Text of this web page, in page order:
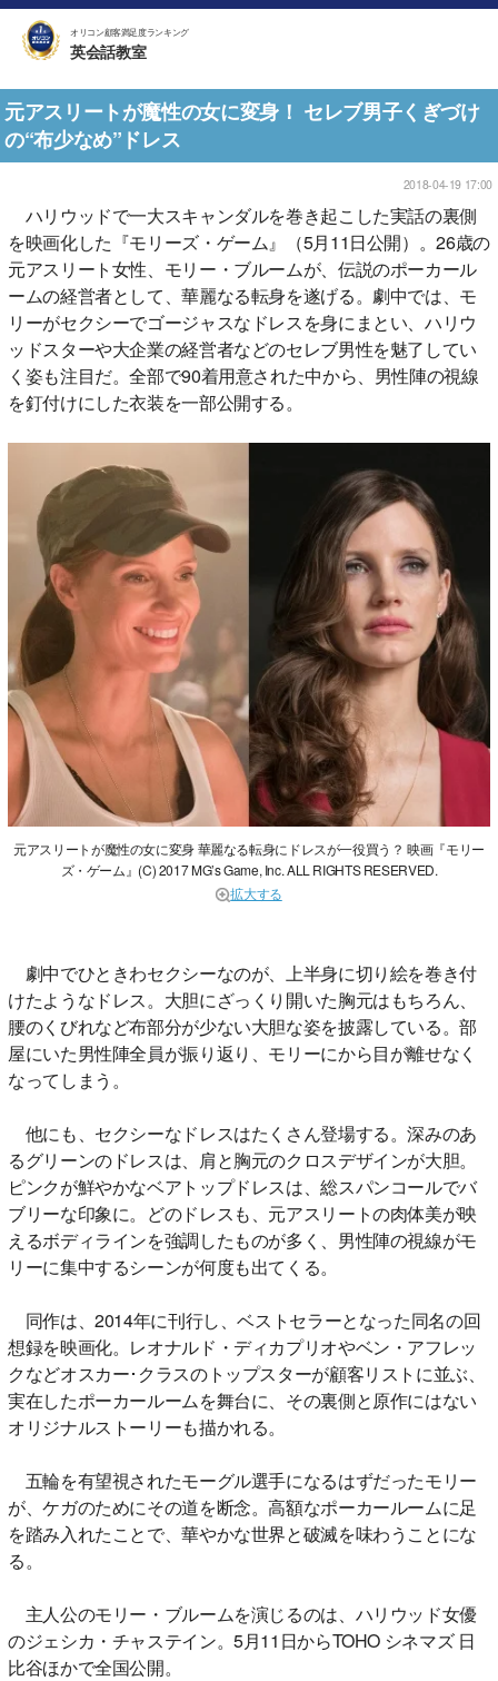
オリコン顧客満足度ランキング
英会話教室
元アスリートが魔性の女に変身！ セレブ男子くぎづけ
の“布少なめ”ドレス
2018-04-19 17:00
ハリウッドで一大スキャンダルを巻き起こした実話の裏側
を映画化した『モリーズ・ゲーム』（5月11日公開）。26歳の
元アスリート女性、モリー・ブルームが、伝説のポーカール
ームの経営者として、華麗なる転身を遂げる。劇中では、モ
リーがセクシーでゴージャスなドレスを身にまとい、ハリウ
ッドスターや大企業の経営者などのセレブ男性を魅了してい
く姿も注目だ。全部で90着用意された中から、男性陣の視線
を釘付けにした衣装を一部公開する。
元アスリートが魔性の女に変身 華麗なる転身にドレスが一役買う？ 映画『モリー
ズ・ゲーム』(C) 2017 MG’s Game, Inc. ALL RIGHTS RESERVED.
拡大する
劇中でひときわセクシーなのが、上半身に切り絵を巻き付
けたようなドレス。大胆にざっくり開いた胸元はもちろん、
腰のくびれなど布部分が少ない大胆な姿を披露している。部
屋にいた男性陣全員が振り返り、モリーにから目が離せなく
なってしまう。
他にも、セクシーなドレスはたくさん登場する。深みのあ
るグリーンのドレスは、肩と胸元のクロスデザインが大胆。
ピンクが鮮やかなベアトップドレスは、総スパンコールでバ
ブリーな印象に。どのドレスも、元アスリートの肉体美が映
えるボディラインを強調したものが多く、男性陣の視線がモ
リーに集中するシーンが何度も出てくる。
同作は、2014年に刊行し、ベストセラーとなった同名の回
想録を映画化。レオナルド・ディカプリオやベン・アフレッ
クなどオスカー･クラスのトップスターが顧客リストに並ぶ、
実在したポーカールームを舞台に、その裏側と原作にはない
オリジナルストーリーも描かれる。
五輪を有望視されたモーグル選手になるはずだったモリー
が、ケガのためにその道を断念。高額なポーカールームに足
を踏み入れたことで、華やかな世界と破滅を味わうことにな
る。
主人公のモリー・ブルームを演じるのは、ハリウッド女優
のジェシカ・チャステイン。5月11日からTOHO シネマズ 日
比谷ほかで全国公開。